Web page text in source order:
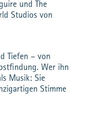
und The
Studios von
Tiefen – von
Wer ihn
Musik: Sie
Stimme